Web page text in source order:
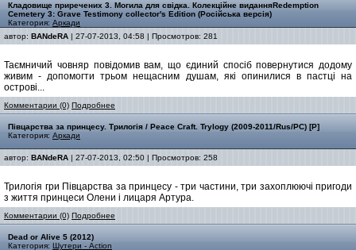
Кладовище приречених 3. Могила для свідка. Колекційне виданняRedemption
Cemetery 3: Grave Testimony collector's Edition (Російська версія)
Категория: Аркади
автор: BANdeRA | 27-07-2013, 04:58 | Просмотров: 281
Таємничий човняр повідомив вам, що єдиний спосіб повернутися додому
живим - допомогти трьом нещасним душам, які опинилися в пастці на
острові...
Комментарии (0) Подробнее
Півцарства за принцесу. Трилогія / Peace Craft. Trylogy (2009-2011/Rus/PC) [P]
Категория: Аркади
автор: BANdeRA | 27-07-2013, 02:50 | Просмотров: 258
Трилогія гри Півцарства за принцесу - три частини, три захоплюючі пригоди
з життя принцеси Олени і лицаря Артура.
Комментарии (0) Подробнее
Dead or Alive 5 (2012)
Категория: Шутери - Action